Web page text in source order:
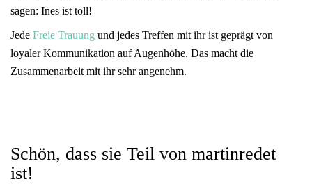
sagen: Ines ist toll!
Jede Freie Trauung und jedes Treffen mit ihr ist geprägt von
loyaler Kommunikation auf Augenhöhe. Das macht die
Zusammenarbeit mit ihr sehr angenehm.
Schön, dass sie Teil von martinredet
ist!